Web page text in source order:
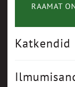
RAAMAT
Katkendid